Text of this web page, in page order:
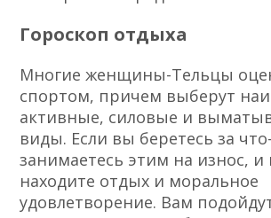
Гороскоп отдыха
Многие женщины-Тельцы
спортом, причем выберут
активные, силовые и
виды. Если вы беретесь за
занимаетесь этим на износ, и
находите отдых и моральное
удовлетворение. Вам